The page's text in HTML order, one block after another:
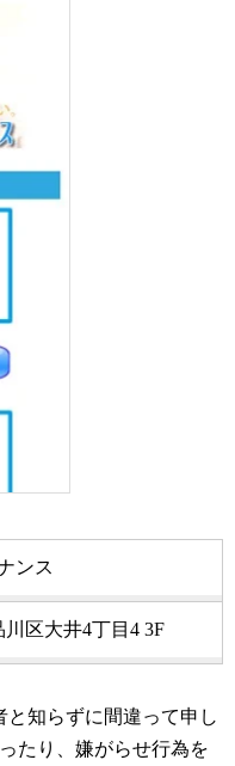
ンス
川区大井4丁目4 3F
知らずに間違って申し
たり、嫌がらせ行為を